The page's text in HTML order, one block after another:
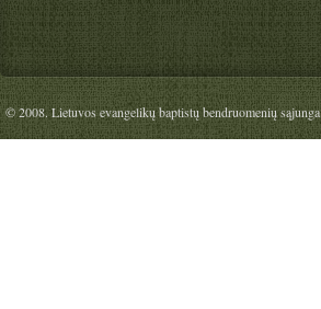
© 2008. Lietuvos evangelikų baptistų bendruomenių sąjunga